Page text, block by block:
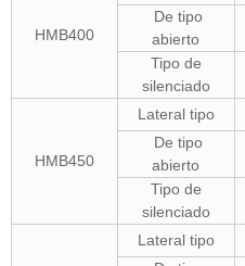
HMB400
De tipo
abierto
Tipo de
silenciado
HMB450
Lateral tipo
De tipo
abierto
Tipo de
silenciado
Lateral tipo